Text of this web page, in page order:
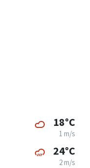
18°C
1 m/s
24°C
2 m/s